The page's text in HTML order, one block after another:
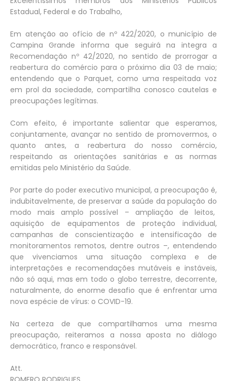
Estadual, Federal e do Trabalho,
Em atenção ao ofício de nº 422/2020, o município de
Campina Grande informa que seguirá na integra a
Recomendação nº 42/2020, no sentido de prorrogar a
reabertura do comércio para o próximo dia 03 de maio;
entendendo que o Parquet, como uma respeitada voz
em prol da sociedade, compartilha conosco cautelas e
preocupações legítimas.
Com efeito, é importante salientar que esperamos,
conjuntamente, avançar no sentido de promovermos, o
quanto antes, a reabertura do nosso comércio,
respeitando as orientações sanitárias e as normas
emitidas pelo Ministério da Saúde.
Por parte do poder executivo municipal, a preocupação é,
indubitavelmente, de preservar a saúde da população do
modo mais amplo possível – ampliação de leitos,
aquisição de equipamentos de proteção individual,
campanhas de conscientização e intensificação de
monitoramentos remotos, dentre outros –, entendendo
que vivenciamos uma situação complexa e de
interpretações e recomendações mutáveis e instáveis,
não só aqui, mas em todo o globo terrestre, decorrente,
naturalmente, do enorme desafio que é enfrentar uma
nova espécie de vírus: o COVID-19.
Na certeza de que compartilhamos uma mesma
preocupação, reiteramos a nossa aposta no diálogo
democrático, franco e responsável.
Att.